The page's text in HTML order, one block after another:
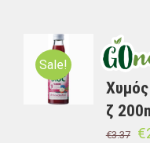
Sale!
ζ
€3.37 €